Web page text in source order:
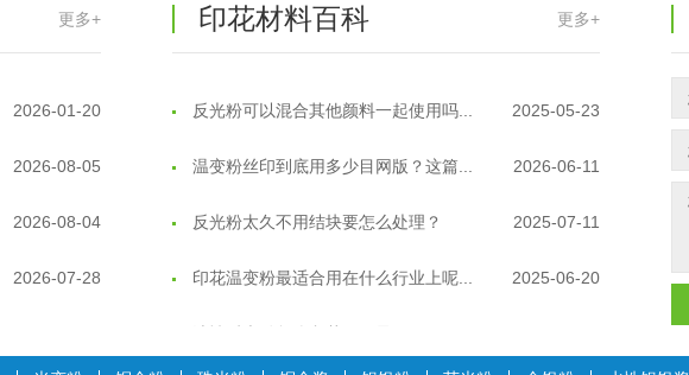
更多+ 印花材料百科 更多+
反光粉能用在注塑工艺上吗？